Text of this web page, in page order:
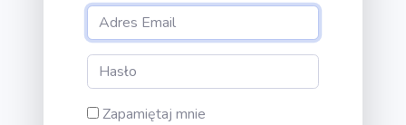
Zapamiętaj mnie